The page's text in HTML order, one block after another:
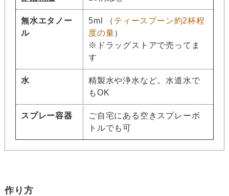
無水エタノー
ル
5ml （ ティースプーン約2杯程
度の量）
※ドラッグストアで売ってま
す
水
精製水や浄水など。水道水で
もOK
スプレー容器
ご自宅にある空きスプレーボ
トルでも可
作り方